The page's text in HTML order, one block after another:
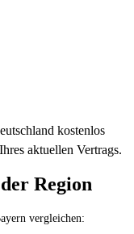
kostenlos
aktuellen Vertrags.
Region
vergleichen: